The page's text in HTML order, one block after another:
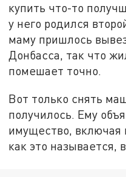
купить что-то
у него родился
маму пришлось
Донбасса, так что
помешает точно.
Вот только снять
получилось. Ему
имущество, включая
как это называется,